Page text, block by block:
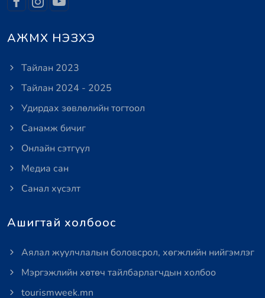
АЖМХ НЭЗХЭ
Тайлан 2023
Тайлан 2024 - 2025
Удирдах зөвлөлийн тогтоол
Санамж бичиг
Онлайн сэтгүүл
Медиа сан
Санал хүсэлт
Ашигтай холбоос
Аялал жуулчлалын боловсрол, хөгжлийн нийгэмлэг
Мэргэжлийн хөтөч тайлбарлагчдын холбоо
tourismweek.mn